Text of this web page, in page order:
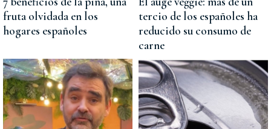
fruta olvidada en los
hogares españoles
tercio de los españoles ha
reducido su consumo de
carne